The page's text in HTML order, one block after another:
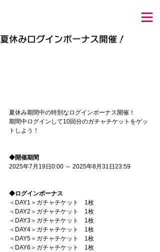
夏休みログインボーナス開催！
夏休み期間中の特別なログインボーナス開催！
期間中ログインして10回分のガチャチケットをゲッ
トしよう！
◆開催期間
2025年7月19日0:00 ～ 2025年8月31日23:59
◆ログインボーナス
＜DAY1＞ガチャチケット　1枚
＜DAY2＞ガチャチケット　1枚
＜DAY3＞ガチャチケット　1枚
＜DAY4＞ガチャチケット　1枚
＜DAY5＞ガチャチケット　1枚
＜DAY6＞ガチャチケット　1枚